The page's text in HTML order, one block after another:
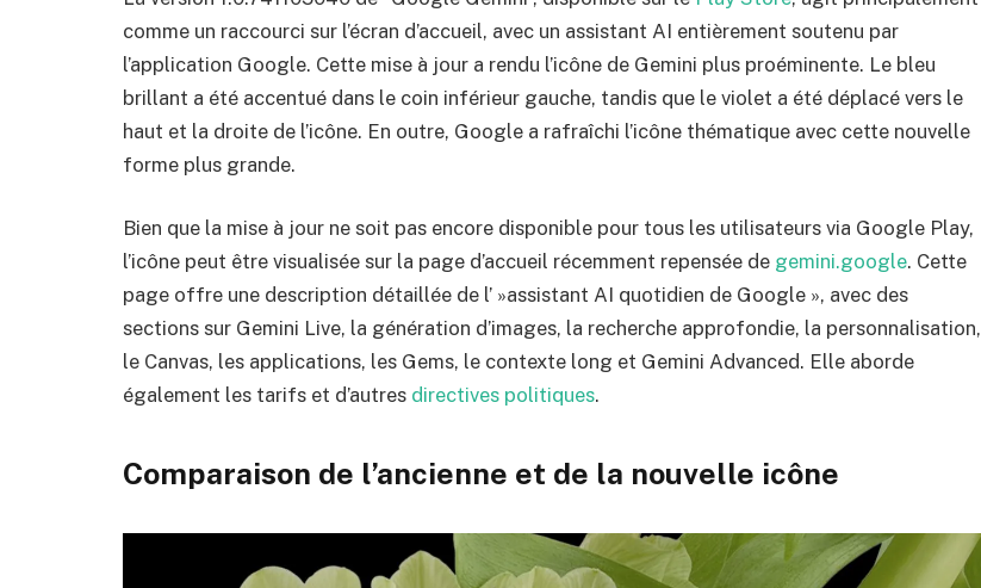
comme un raccourci sur l’écran d’accueil, avec un assistant AI entièrement soutenu par
l’application Google. Cette mise à jour a rendu l’icône de Gemini plus proéminente. Le bleu
brillant a été accentué dans le coin inférieur gauche, tandis que le violet a été déplacé vers le
haut et la droite de l’icône. En outre, Google a rafraîchi l’icône thématique avec cette nouvelle
forme plus grande.
Bien que la mise à jour ne soit pas encore disponible pour tous les utilisateurs via Google Play,
l’icône peut être visualisée sur la page d’accueil récemment repensée de gemini.google. Cette
page offre une description détaillée de l’ »assistant AI quotidien de Google », avec des
sections sur Gemini Live, la génération d’images, la recherche approfondie, la personnalisation,
le Canvas, les applications, les Gems, le contexte long et Gemini Advanced. Elle aborde
également les tarifs et d’autres directives politiques.
Comparaison de l’ancienne et de la nouvelle icône